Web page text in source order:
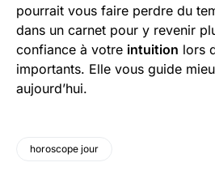
pourrait vous faire perdre du
dans un carnet pour y revenir
confiance à votre intuition lors
importants. Elle vous guide
aujourd’hui.
horoscope jour